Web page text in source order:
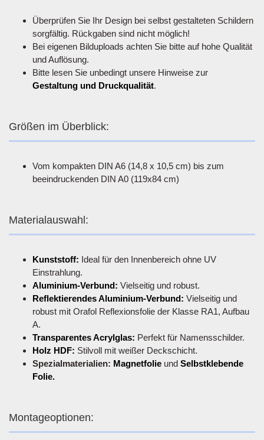
Überprüfen Sie Ihr Design bei selbst gestalteten Schildern
sorgfältig. Rückgaben sind nicht möglich!
Bei eigenen Bilduploads achten Sie bitte auf hohe Qualität
und Auflösung.
Bitte lesen Sie unbedingt unsere Hinweise zur
Gestaltung und Druckqualität.
Größen im Überblick:
Vom kompakten DIN A6 (14,8 x 10,5 cm) bis zum
beeindruckenden DIN A0 (119x84 cm)
Materialauswahl:
Kunststoff: Ideal für den Innenbereich ohne UV
Einstrahlung.
Aluminium-Verbund: Vielseitig und robust.
Reflektierendes Aluminium-Verbund: Vielseitig und
robust mit Orafol Reflexionsfolie der Klasse RA1, Aufbau
A.
Transparentes Acrylglas: Perfekt für Namensschilder.
Holz HDF: Stilvoll mit weißer Deckschicht.
Spezialmaterialien: Magnetfolie und Selbstklebende
Folie.
Montageoptionen: